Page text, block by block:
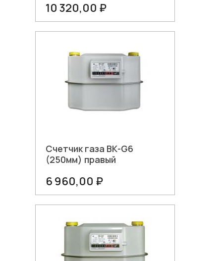
В корзину
10 320,00 ₽
В корзину
Счетчик газа ВК-G6
(250мм) правый
6 960,00 ₽